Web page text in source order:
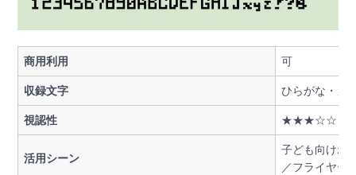
商用利用 可
収録文字 ひらがな・カ
視認性 ★★★☆☆
活用シーン
子ども向けポ
／フライヤー